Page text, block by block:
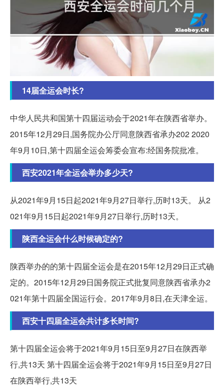
14届全运会时长?
中华人民共和国第十四届运动会于2021年在陕西省举办。
2015年12月29日,国务院办公厅同意陕西省承办202 2020
年9月10日,第十四届全运会筹委会宣布:经国务院批准。
西安2021年全运会举办多少天?
从2021年9月15日起2021年9月27日举行,历时13天。 从2
021年9月15日起2021年9月27日举行,历时13天。
陕西全运会什么时候确定的?
陕西举办的的第十四届全运会是在2015年12月29日正式确
定的。2015年12月29日国务院正式批复同意陕西省承办2
021年第十四届全国运行会。2017年9月8日,在天津全运。
西安十四届全运会共计多长时间?
第十四届全运会将于2021年9月15日至9月27日在陕西举
行,共13天 第十四届全运会将于2021年9月15日至9月27日
在陕西举行,共13天